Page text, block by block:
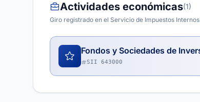
Actividades económicas(1)
Giro registrado en el Servicio de Impuestos Internos
Fondos y Sociedades de
SII 643000